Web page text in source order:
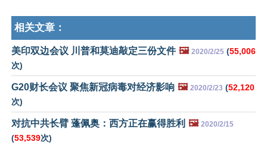
相关文章：
美印双边会议 川普和莫迪敲定三份文件 🖼️ 2020/2/25 (55,006
次)
G20财长会议 聚焦新冠病毒对经济影响 🖼️ 2020/2/23 (52,120
次)
对抗中共长臂 蓬佩奥：西方正在赢得胜利 🖼️ 2020/2/15
(53,539次)